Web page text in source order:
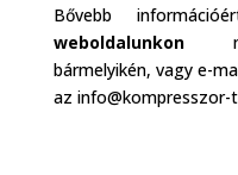
Bővebb
weboldalunkon
bármelyikén, vagy e-
az info@kompresszor-